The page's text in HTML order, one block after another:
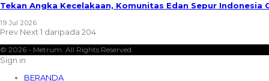
Tekan Angka Kecelakaan, Komunitas Edan Sepur Indonesia
19 Jul 2026
Prev Next 1 daripada 204
© 2026 - Metrum. All Rights Reserved.
Sign in
BERANDA